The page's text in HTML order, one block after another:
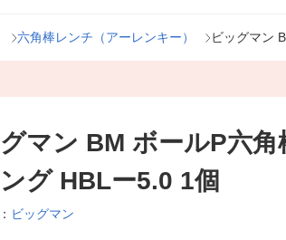
六角棒レンチ（アーレンキー） ビッグマン
マン BM ボールP六角
グ HBLー5.0 1個
ビッグマン